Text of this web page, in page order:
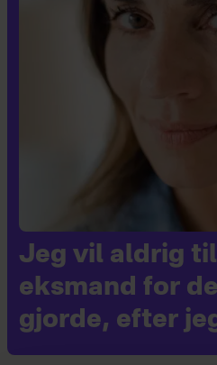
Jeg vil aldrig
eksmand for
gjorde, efter